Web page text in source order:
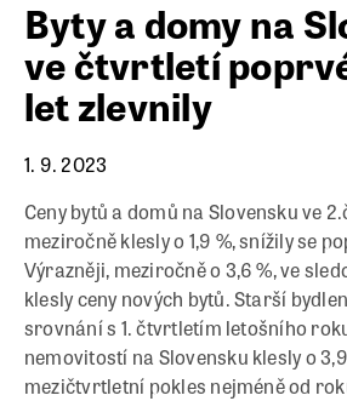
Byty a domy na
ve čtvrtletí
let zlevnily
1. 9. 2023
Ceny bytů a domů na Slovensku ve
meziročně klesly o 1,9 %, snížily se
Výrazněji, meziročně o 3,6 %, ve
klesly ceny nových bytů. Starší
srovnání s 1. čtvrtletím letošního
nemovitostí na Slovensku klesly o
mezičtvrtletní pokles nejméně od